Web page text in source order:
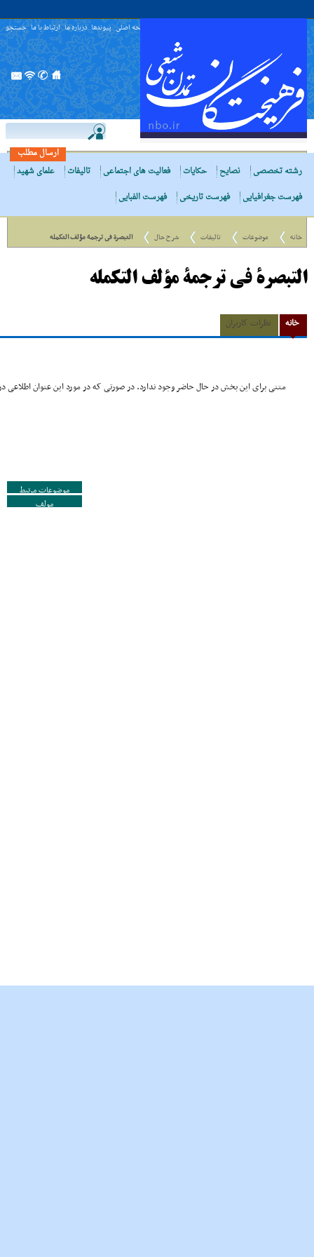
صفحه اصلی پیوندها درباره ما ارتباط با ما جستجو
ارسال مطلب
رشته تخصصی
نصایح حکایات فعالیت های اجتماعی تالیفات
علمای شهید
فهرست جغرافیایی
فهرست تاریخی فهرست الفبایی
خانه موضوعات تالیفات شرح حال التبصرة فى ترجمة مؤلف التکمله
التبصرة فى ترجمة مؤلف التکمله
خانه نظرات کاربران
متنی برای این بخش در حال حاضر وجود ندارد. در صورتی که در مورد این عنوان اطلاعی
موضوعات مرتبط
مولف